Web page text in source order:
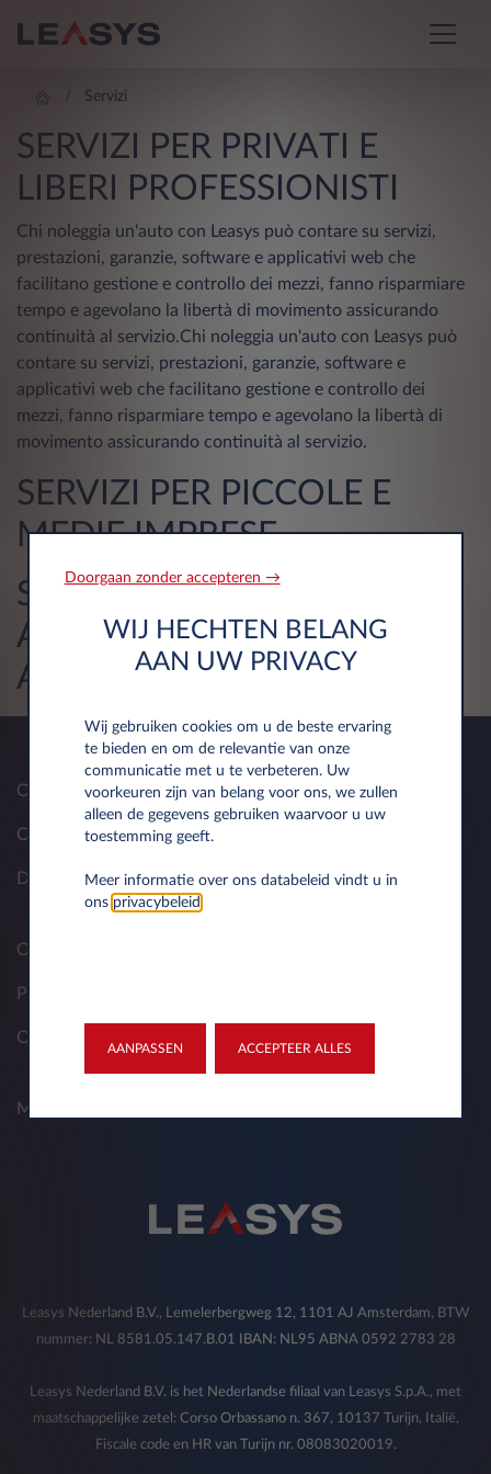
Servizi
SERVIZI PER PRIVATI E
LIBERI PROFESSIONISTI
Chi noleggia un'auto con Leasys può contare su servizi,
prestazioni, garanzie, software e applicativi web che
facilitano gestione e controllo dei mezzi, fanno risparmiare
tempo e agevolano la libertà di movimento assicurando
continuità al servizio.Chi noleggia un'auto con Leasys può
contare su servizi, prestazioni, garanzie, software e
applicativi web che facilitano gestione e controllo dei
mezzi, fanno risparmiare tempo e agevolano la libertà di
movimento assicurando continuità al servizio.
SERVIZI PER PICCOLE E
MEDIE IMPRESE
SERVIZI PER GRANDI
AZIENDE E PUBBLICA
AMMINISTRAZIONE
Over ons
Contact
Documenten
Operational Lease
Private lease
Oplossingen voor wagenparkbeheerders
My-Leasys
Leasys Nederland B.V., Lemelerbergweg 12, 1101 AJ Amsterdam, BTW
nummer: NL 8581.05.147.B.01 IBAN: NL95 ABNA 0592 2783 28
Leasys Nederland B.V. is het Nederlandse filiaal van Leasys S.p.A., met
maatschappelijke zetel: Corso Orbassano n. 367, 10137 Turijn, Italië,
Fiscale code en HR van Turijn nr. 08083020019.
Doorgaan zonder accepteren →
WIJ HECHTEN BELANG
AAN UW PRIVACY
Wij gebruiken cookies om u de beste ervaring
te bieden en om de relevantie van onze
communicatie met u te verbeteren. Uw
voorkeuren zijn van belang voor ons, we zullen
alleen de gegevens gebruiken waarvoor u uw
toestemming geeft.
Meer informatie over ons databeleid vindt u in
ons privacybeleid
AANPASSEN ACCEPTEER ALLES